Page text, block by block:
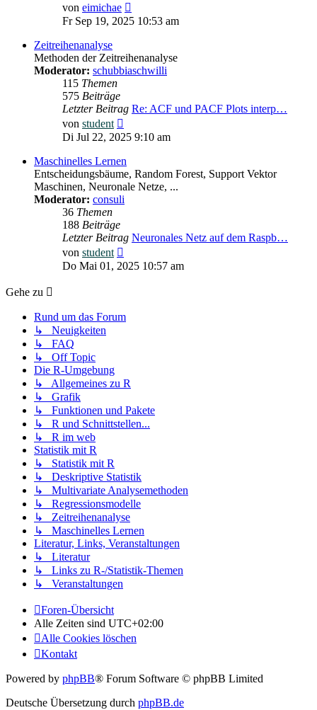
von eimichae
Beitrag
Fr Sep 19, 2025 10:53 am
Zeitreihenanalyse
Methoden der Zeitreihenanalyse
Moderator: schubbiaschwilli
115 Themen
575 Beiträge
Letzter Beitrag Re: ACF und PACF Plots interp…
von student
Beitrag
Di Jul 22, 2025 9:10 am
Maschinelles Lernen
Entscheidungsbäume, Random Forest, Support Vektor
Maschinen, Neuronale Netze, ...
Moderator: consuli
36 Themen
188 Beiträge
Letzter Beitrag Neuronales Netz auf dem Raspb…
von student
Beitrag
Do Mai 01, 2025 10:57 am
Gehe zu
Rund um das Forum
↳ Neuigkeiten
↳ FAQ
↳ Off Topic
Die R-Umgebung
↳ Allgemeines zu R
↳ Grafik
↳ Funktionen und Pakete
↳ R und Schnittstellen...
↳ R im web
Statistik mit R
↳ Statistik mit R
↳ Deskriptive Statistik
↳ Multivariate Analysemethoden
↳ Regressionsmodelle
↳ Zeitreihenanalyse
↳ Maschinelles Lernen
Literatur, Links, Veranstaltungen
↳ Literatur
↳ Links zu R-/Statistik-Themen
↳ Veranstaltungen
Foren-Übersicht
Alle Zeiten sind UTC+02:00
Alle Cookies löschen
Kontakt
Powered by phpBB® Forum Software © phpBB Limited
Deutsche Übersetzung durch phpBB.de